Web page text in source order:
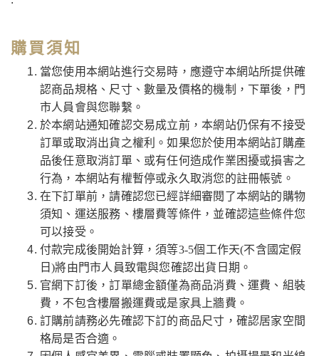
購買須知
當您使用本網站進行交易時，應遵守本網站所提供確
認商品規格、尺寸、數量及價格的機制，下單後，門
市人員會與您聯繫。
於本網站通知確認交易成立前，本網站仍保有不接受
訂單或取消出貨之權利。如果您於使用本網站訂購產
品後任意取消訂單、或有任何造成作業困擾或損害之
行為，本網站有權暫停或永久取消您的註冊帳號。
在下訂單前，請確認您已經詳細審閱了本網站的購物
須知、運送服務、樓層費等條件，並確認這些條件您
可以接受。
付款完成後開始計算，須等3-5個工作天(不含國定假
日)將由門市人員致電與您確認出貨日期。
官網下訂後，訂單總金額僅為商品消費、運費、組裝
費，不包含樓層搬運費或是家具上牆費。
訂購前請務必先確認下訂的商品尺寸，確認居家空間
格局是否合適。